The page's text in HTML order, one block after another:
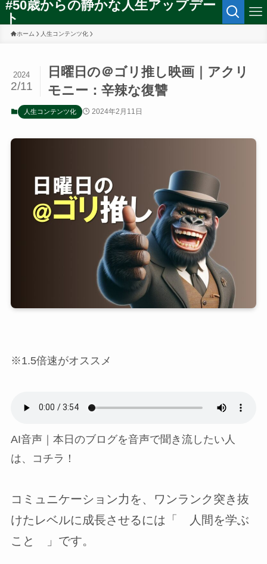
#50歳からの静かな人生アップデー
ト
ホーム 人生コンテンツ化
日曜日の＠ゴリ推し映画｜アクリ
モニー：辛辣な復讐
2024
2/11
人生コンテンツ化 2024年2月11日
※1.5倍速がオススメ
AI音声｜本日のブログを音声で聞き流したい人
は、コチラ！
コミュニケーション力を、ワンランク突き抜
けたレベルに成長させるには「 人間を学ぶ
こと 」です。